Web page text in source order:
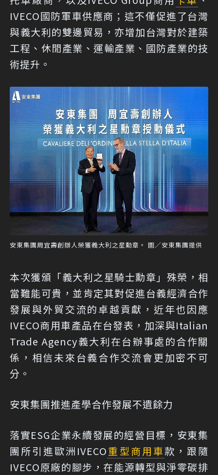
IVECO國防軍車供應商；這不僅促進了台灣
與義大利的雙邊貿易，亦增加台灣對於建築
工程、休閒產業、運輸產業、國防產業的技
術提升。
安東集團周宜壽創辦人榮獲義大利之星勳章。 圖／安東集團提供
本次獲頒「義大利之星騎士勳章」殊榮，相
當難能可貴，並肯定其對促進台義經濟合作
發展與外貿交流的卓越貢獻，近年也因應
IVECO商用車產品在台發表，加深與Italian
Trade Agency義大利在台辦事處的合作關
係，相信未來台義合作交流會更加密不可
分。
安東集團推進產學合作發展不遺餘力
落實ESG企業永續發展的經營目標，安東集
團所引進歐洲IVECO重型商用車款，跟隨
IVECO原廠的腳步，在能源轉型與淨零碳排